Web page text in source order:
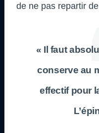
de ne pas repartir
« Il faut
conserve au
effectif pour